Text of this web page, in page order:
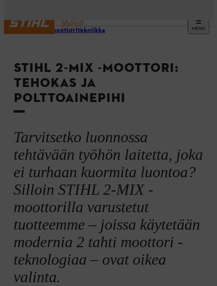
MENU
STIHL moottoritekniikka
STIHL 2-MIX -MOOTTORI:
TEHOKAS JA
POLTTOAINEPIHI
Tarvitsetko luonnossa
tehtävään työhön laitetta, joka
ei turhaan kuormita luontoa?
Silloin STIHL 2-MIX -
moottorilla varustetut
tuotteemme – joissa käytetään
modernia 2 tahti moottori -
teknologiaa – ovat oikea
valinta.